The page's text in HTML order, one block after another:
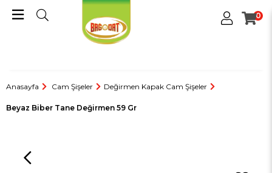
0
Anasayfa Cam Şişeler Değirmen Kapak Cam Şişeler
Beyaz Biber Tane Değirmen 59 Gr